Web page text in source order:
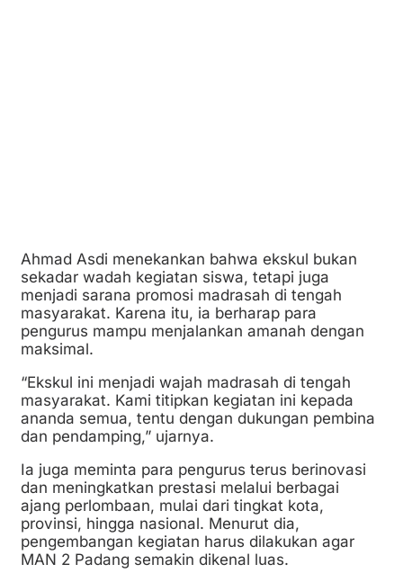
Ahmad Asdi menekankan bahwa ekskul bukan
sekadar wadah kegiatan siswa, tetapi juga
menjadi sarana promosi madrasah di tengah
masyarakat. Karena itu, ia berharap para
pengurus mampu menjalankan amanah dengan
maksimal.
“Ekskul ini menjadi wajah madrasah di tengah
masyarakat. Kami titipkan kegiatan ini kepada
ananda semua, tentu dengan dukungan pembina
dan pendamping,” ujarnya.
Ia juga meminta para pengurus terus berinovasi
dan meningkatkan prestasi melalui berbagai
ajang perlombaan, mulai dari tingkat kota,
provinsi, hingga nasional. Menurut dia,
pengembangan kegiatan harus dilakukan agar
MAN 2 Padang semakin dikenal luas.